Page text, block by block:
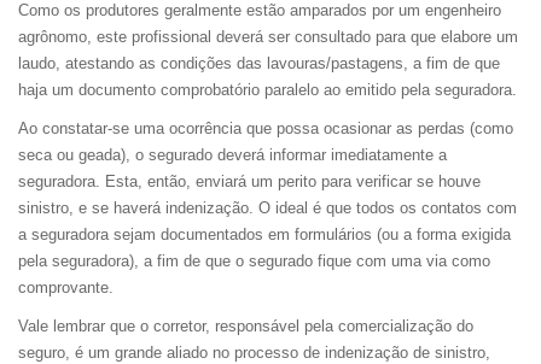
Como os produtores geralmente estão amparados por um engenheiro
agrônomo, este profissional deverá ser consultado para que elabore um
laudo, atestando as condições das lavouras/pastagens, a fim de que
haja um documento comprobatório paralelo ao emitido pela seguradora.
Ao constatar-se uma ocorrência que possa ocasionar as perdas (como
seca ou geada), o segurado deverá informar imediatamente a
seguradora. Esta, então, enviará um perito para verificar se houve
sinistro, e se haverá indenização. O ideal é que todos os contatos com
a seguradora sejam documentados em formulários (ou a forma exigida
pela seguradora), a fim de que o segurado fique com uma via como
comprovante.
Vale lembrar que o corretor, responsável pela comercialização do
seguro, é um grande aliado no processo de indenização de sinistro,